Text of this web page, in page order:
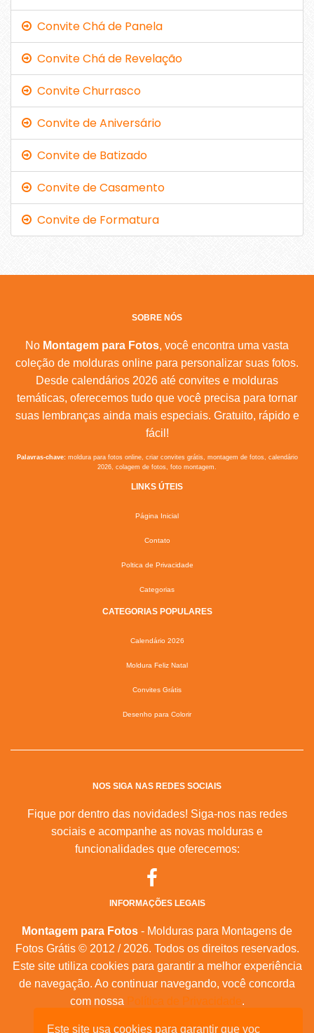
Este site usa cookies para garantir que voc
Convite Chá de Panela
Convite Chá de Revelação
Convite Churrasco
Convite de Aniversário
Convite de Batizado
Convite de Casamento
Convite de Formatura
SOBRE NÓS
No Montagem para Fotos, você encontra uma vasta
coleção de molduras online para personalizar suas fotos.
Desde calendários 2026 até convites e molduras
temáticas, oferecemos tudo que você precisa para tornar
suas lembranças ainda mais especiais. Gratuito, rápido e
fácil!
Palavras-chave:moldura para fotos online, criar convites grátis, montagem de fotos, calendário
2026, colagem de fotos, foto montagem.
LINKS ÚTEIS
Página Inicial
Contato
Poltica de Privacidade
Categorias
CATEGORIAS POPULARES
Calendário 2026
Moldura Feliz Natal
Convites Grátis
Desenho para Colorir
NOS SIGA NAS REDES SOCIAIS
Fique por dentro das novidades! Siga-nos nas redes
sociais e acompanhe as novas molduras e
funcionalidades que oferecemos:
INFORMAÇÕES LEGAIS
Montagem para Fotos - Molduras para Montagens de
Fotos Grátis © 2012 / 2026. Todos os direitos reservados.
Este site utiliza cookies para garantir a melhor experiência
de navegação. Ao continuar navegando, você concorda
com nossa Política de Privacidade.
Mapa do Site |Feeds RSS |Sobre Nós